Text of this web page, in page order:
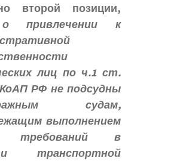
второй позиции,
привлечении к
лиц по ч.1 ст.
КоАП РФ не подсудны
судам,
выполнением
требований в
транспортной